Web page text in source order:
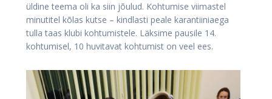
üldine teema oli ka siin jõulud. Kohtumise viimastel
minutitel kõlas kutse – kindlasti peale karantiiniaega
tulla taas klubi kohtumistele. Läksime pausile 14.
kohtumisel, 10 huvitavat kohtumist on veel ees.